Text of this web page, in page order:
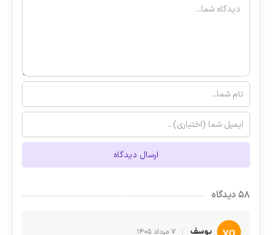
ارسال دیدگاه
۵۸ دیدگاه
یوسف ۷ مرداد ۱۴۰۵